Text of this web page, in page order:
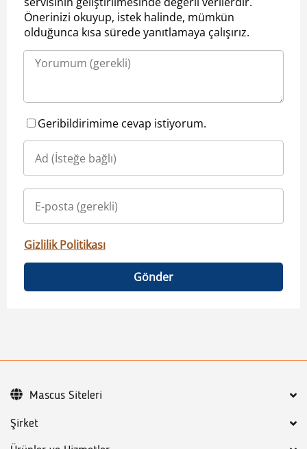
Önerinizi okuyup, istek halinde, mümkün
olduğunca kısa sürede yanıtlamaya çalışırız.
Geribildirimime cevap istiyorum.
Gizlilik Politikası
Gönder
Şirket
Mascus Siteleri